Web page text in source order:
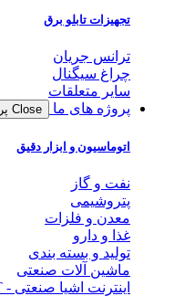
تجهیزات تابلو برق
ترانس جریان
چراغ سیگنال
سایر متعلقات
پروژه های ما
Close پروژه های ما
اتوماسیون و ابزار دقیق
نفت و گاز
پتروشیمی
معدن و فلزات
غذا و دارو
تولید و بسته بندی
ماشین آلات صنعتی
اینترنت اشیا صنعتی - IIOT